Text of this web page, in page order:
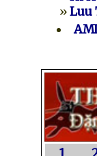
»Luu